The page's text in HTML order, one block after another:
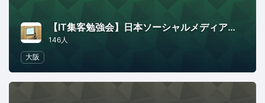
【IT集客勉強会】日本ソーシャルメディア学会
146人
大阪